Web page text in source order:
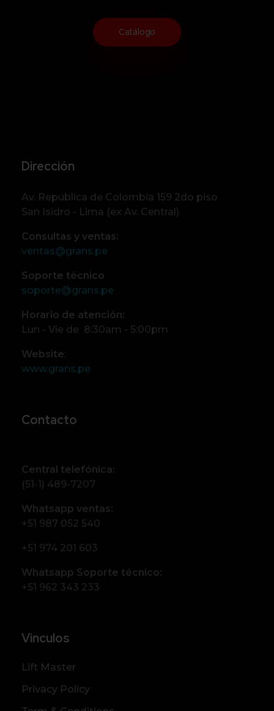
Catálogo
Dirección
Av. República de Colombia 159 2do piso
San Isidro - Lima (ex Av. Central)
Consultas y ventas:
ventas@grans.pe
Soporte técnico
soporte@grans.pe
Horario de atención:
Lun - Vie de 8:30am - 5:00pm
Website:
www.grans.pe
Contacto
Central telefónica:
(51-1) 489-7207
Whatsapp ventas:
+51 987 052 540
+51 974 201 603
Whatsapp Soporte técnico:
+51 962 343 233
Vinculos
Lift Master
Privacy Policy